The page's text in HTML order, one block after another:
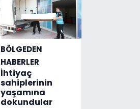
BÖLGEDEN
HABERLER
İhtiyaç
sahiplerinin
yaşamına
dokundular